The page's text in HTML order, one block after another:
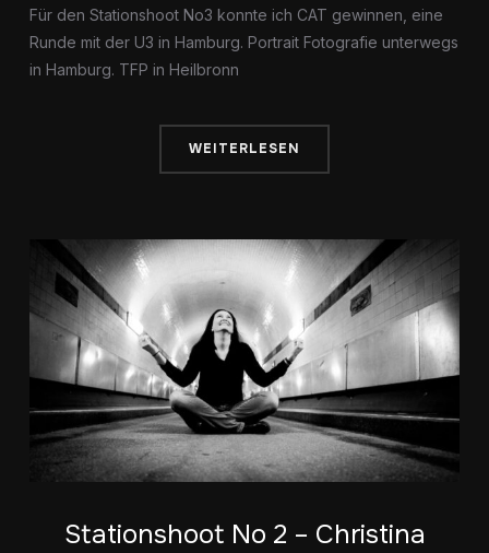
Für den Stationshoot No3 konnte ich CAT gewinnen, eine
Runde mit der U3 in Hamburg. Portrait Fotografie unterwegs
in Hamburg. TFP in Heilbronn
WEITERLESEN
Stationshoot No 2 – Christina